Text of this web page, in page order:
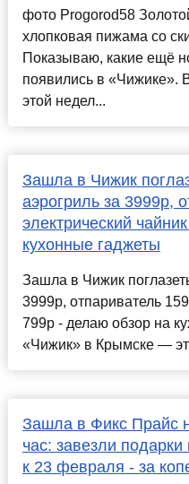
фото Progorod58
хлопковая пижама со
Показываю, какие ещё
появились в «Чижике».
этой недел...
Зашла в Чижик
аэрогриль за 3999р,
электрический
кухонные гаджеты
Зашла в Чижик
3999р, отпариватель
799р - делаю обзор на
«Чижик» в Крымске —
Зашла в Фикс Прайс
час: завезли
к 23 февраля - за